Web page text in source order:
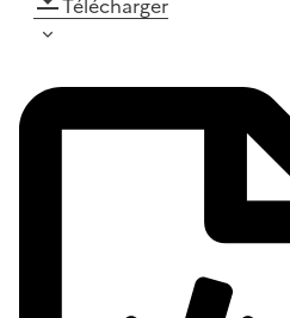
Télécharger